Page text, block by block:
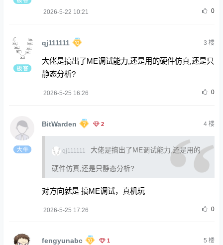
2026-5-22 10:21 0
qj111111 3 楼
大佬是搞出了ME调试能力,还是用的硬件仿真,还是只
静态分析?
2026-5-25 16:26 0
BitWarden 2 4楼
qj111111 大佬是搞出了ME调试能力,还是用的
硬件仿真,还是只静态分析?
对方向就是 搞ME调试，真机玩
2026-5-25 17:26 0
fengyunabc 1 5 楼